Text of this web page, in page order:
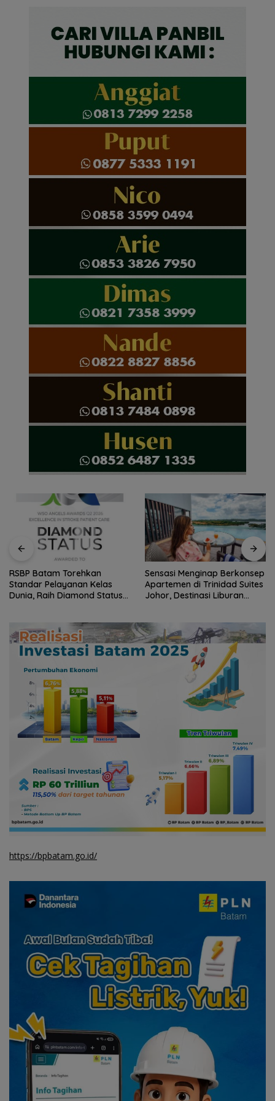
Sensasi Menginap Berkonsep
Apartemen di Trinidad Suites
Johor, Destinasi Liburan
Pemkab Natuna gandeng
Polteknas berikan beasiswa
kepada 30 pelajar
https://bpbatam.go.id/